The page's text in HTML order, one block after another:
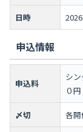
日時
申込情報
申込料
シ
０
〆切 各開